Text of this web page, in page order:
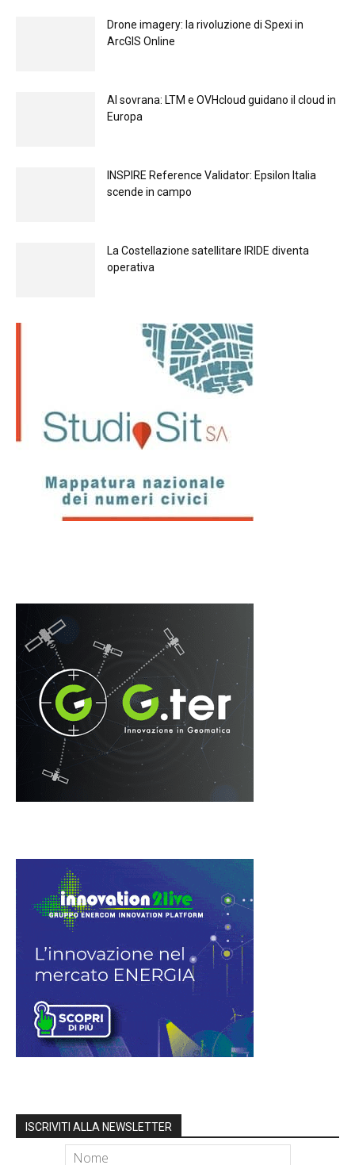
Drone imagery: la rivoluzione di Spexi in
ArcGIS Online
Al sovrana: LTM е OVHcloud guidano il cloud in
Europа
INSPIRE Reference Validator: Epsilon Italia
scende in campo
La Costellazione satellitare IRIDE diventa
operativa
ISCRIVITI ALLA NEWSLETTER